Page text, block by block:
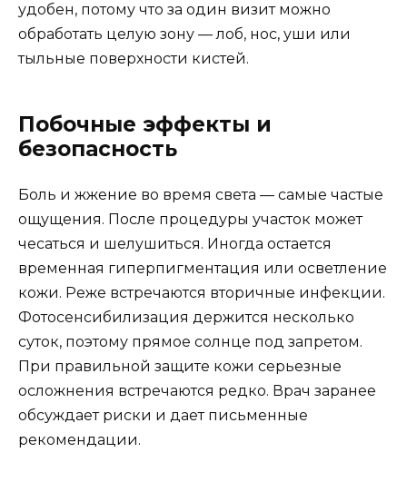
удобен, потому что за один визит можно
обработать целую зону — лоб, нос, уши или
тыльные поверхности кистей.
Побочные эффекты и
безопасность
Боль и жжение во время света — самые частые
ощущения. После процедуры участок может
чесаться и шелушиться. Иногда остается
временная гиперпигментация или осветление
кожи. Реже встречаются вторичные инфекции.
Фотосенсибилизация держится несколько
суток, поэтому прямое солнце под запретом.
При правильной защите кожи серьезные
осложнения встречаются редко. Врач заранее
обсуждает риски и дает письменные
рекомендации.